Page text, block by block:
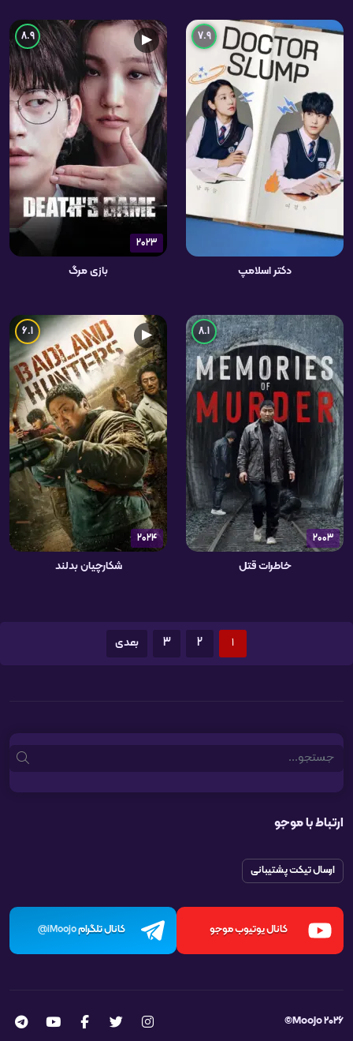
7.9
دکتر اسلامپ
2023
▶
8.9
بازی مرگ
2003
8.1
خاطرات قتل
2024
▶
6.1
شکارچیان بدلند
1
2
3 بعدی
Search
ارتباط با موجو
ارسال تیکت پشتیبانی
کانال یوتیوب موجو کانال تلگرامiMoojo@
Moojo 2026©